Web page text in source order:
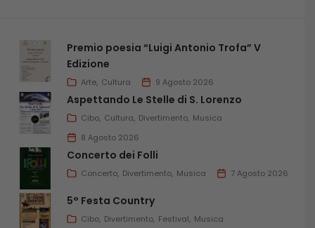
Premio poesia “Luigi Antonio Trofa” V
Edizione
Arte Cultura 9 Agosto 2026
Aspettando Le Stelle di S. Lorenzo
Cibo Cultura Divertimento Musica
8 Agosto 2026
Concerto dei Folli
Concerto Divertimento Musica 7 Agosto 2026
5° Festa Country
Cibo Divertimento Festival Musica